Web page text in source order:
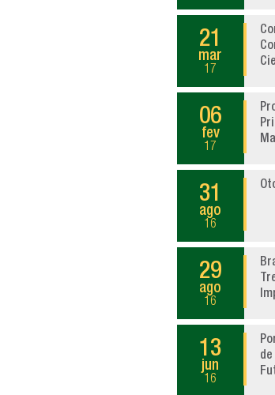
21
mar
17
06
fev
17
31
ago
16
29
ago
16
13
jun
16